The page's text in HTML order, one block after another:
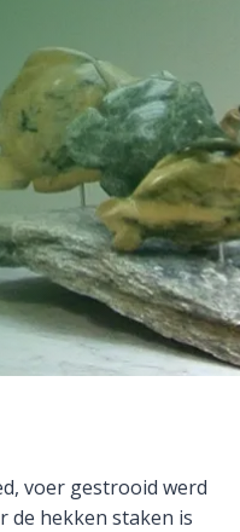
voer gestrooid werd
de hekken staken is